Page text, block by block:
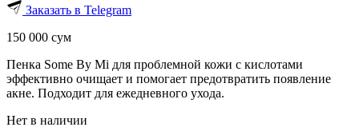
Заказать в Telegram
150 000 сум
Пенка Some By Mi для проблемной кожи с кислотами
эффективно очищает и помогает предотвратить появление
акне. Подходит для ежедневного ухода.
Нет в наличии